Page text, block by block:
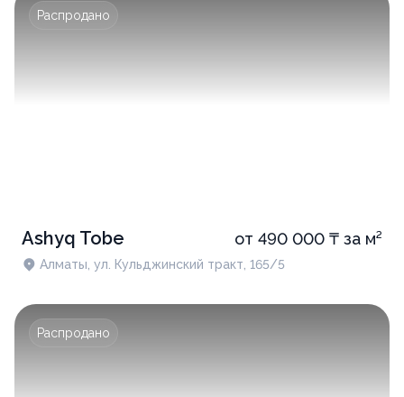
Распродано
Ashyq Tobe от 490 000 ₸ за м²
Алматы, ул. Кульджинский тракт, 165/5
Распродано